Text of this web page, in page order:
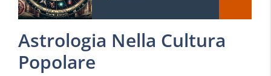
Astrologia Nella Cultura
Popolare